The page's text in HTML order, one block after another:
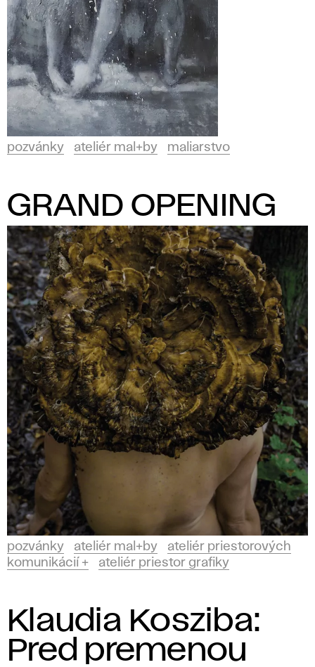
pozvánky ateliér mal+by maliarstvo
GRAND OPENING
pozvánky ateliér mal+by
ateliér priestorových
komunikácií +
ateliér priestor grafiky
Klaudia Kosziba:
Pred premenou